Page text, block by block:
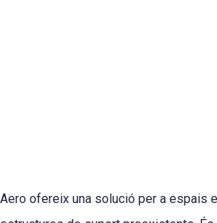
Aero ofereix una solució per a espais